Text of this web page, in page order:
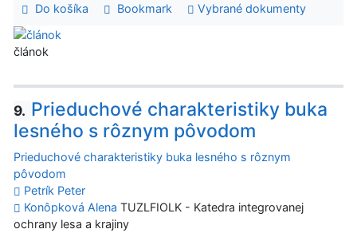
Do košíka Bookmark Vybrané dokumenty
článok
9. Prieduchové charakteristiky buka
lesného s rôznym pôvodom
Prieduchové charakteristiky buka lesného s rôznym
pôvodom
Petrík Peter
Konôpková Alena TUZLFIOLK - Katedra integrovanej
ochrany lesa a krajiny